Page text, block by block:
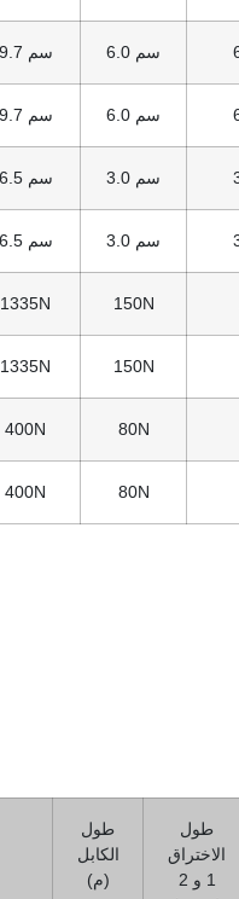
9.7 سم 6.0 سم
9.7 سم 6.0 سم
6.5 سم 3.0 سم
6.5 سم 3.0 سم
1335N 150N
1335N 150N
400N 80N
400N 80N
طول
الكابل
(م)
طول
الاختراق
1 و 2